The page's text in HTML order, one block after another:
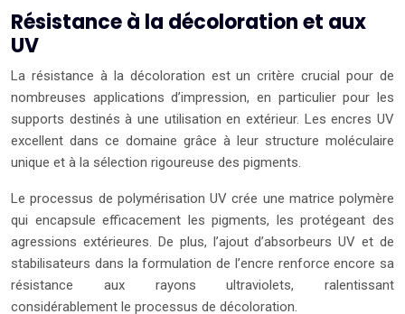
Résistance à la décoloration et aux
UV
La résistance à la décoloration est un critère crucial pour de
nombreuses applications d’impression, en particulier pour les
supports destinés à une utilisation en extérieur. Les encres UV
excellent dans ce domaine grâce à leur structure moléculaire
unique et à la sélection rigoureuse des pigments.
Le processus de polymérisation UV crée une matrice polymère
qui encapsule efficacement les pigments, les protégeant des
agressions extérieures. De plus, l’ajout d’absorbeurs UV et de
stabilisateurs dans la formulation de l’encre renforce encore sa
résistance aux rayons ultraviolets, ralentissant
considérablement le processus de décoloration.